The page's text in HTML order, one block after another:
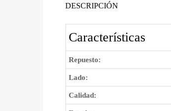
DESCRIPCIÓN
Características
Repuesto:
Lado:
Calidad: